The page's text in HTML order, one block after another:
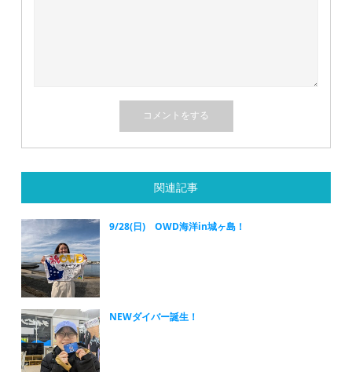
関連記事
9/28(日) OWD海洋in城ヶ島！
NEWダイバー誕生！